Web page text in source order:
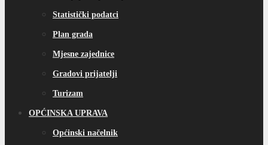
Statistički podatci
Plan grada
Mjesne zajednice
Gradovi prijatelji
Turizam
OPĆINSKA UPRAVA
Općinski načelnik